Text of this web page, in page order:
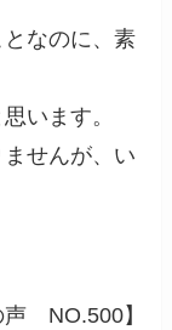
なのに、素
います。
せんが、い
声 NO.500】